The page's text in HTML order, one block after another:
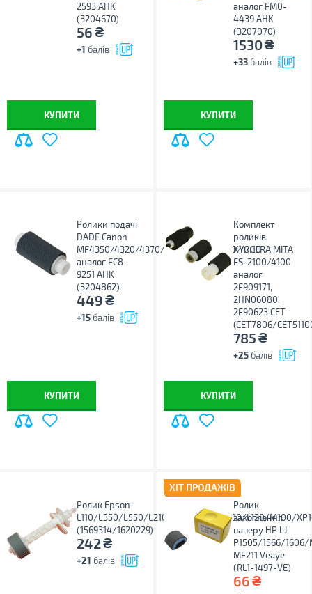
2593 AHK
(3204670)
56₴
+1 балів
КУПИТИ
аналог FM0-
4439 AHK
(3207070)
1530₴
+33 балів
КУПИТИ
Ролики подачі
DADF Canon
MF4350/4320/4370/4380/4340/4330/4410
аналог FC8-
9251 AHK
(3204862)
449₴
+15 балів
КУПИТИ
Комплект
роликів
KYOCERA MITA
FS-2100/4100
аналог
2F909171,
2HN06080,
2F90623 CET
(CET7806/
785₴
+25 балів
КУПИТИ
Ролик Epson
L110/L350/L550/L210/L355/L555/L300/L120/M100/
(1569314/1620229)
242₴
+21 балів
ХІТ ПРОДАЖІВ
Ролик
захоплення
паперу HP LJ
P1505/1566/1606/
MF211 Veaye
(RL1-1497-VE)
66₴